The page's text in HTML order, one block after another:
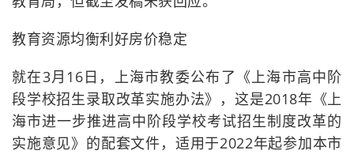
教育资源均衡利好房价稳定
就在3月16日，上海市教委公布了《上海市高中阶
段学校招生录取改革实施办法》，这是2018年《上
海市进一步推进高中阶段学校考试招生制度改革的
实施意见》的配套文件，适用于2022年起参加本市